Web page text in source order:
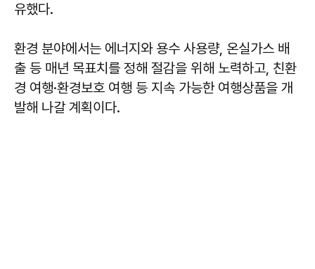
유했다.
환경 분야에서는 에너지와 용수 사용량, 온실가스 배
출 등 매년 목표치를 정해 절감을 위해 노력하고, 친환
경 여행·환경보호 여행 등 지속 가능한 여행상품을 개
발해 나갈 계획이다.